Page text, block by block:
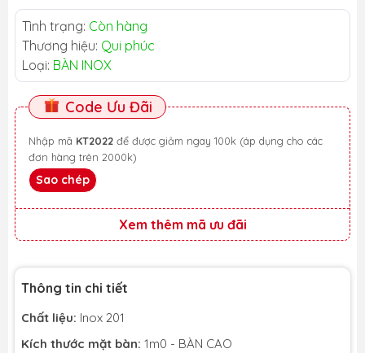
Tình trạng: Còn hàng
Thương hiệu: Qui phúc
Loại: BÀN INOX
Code Ưu Đãi
Nhập mã KT2022
đơn hàng trên 2000k)
Sao chép
Xem thêm mã ưu đãi
Thông tin chi tiết
Chất liệu: Inox 201
Kích thước mặt bàn: 1m0 - BÀN CAO